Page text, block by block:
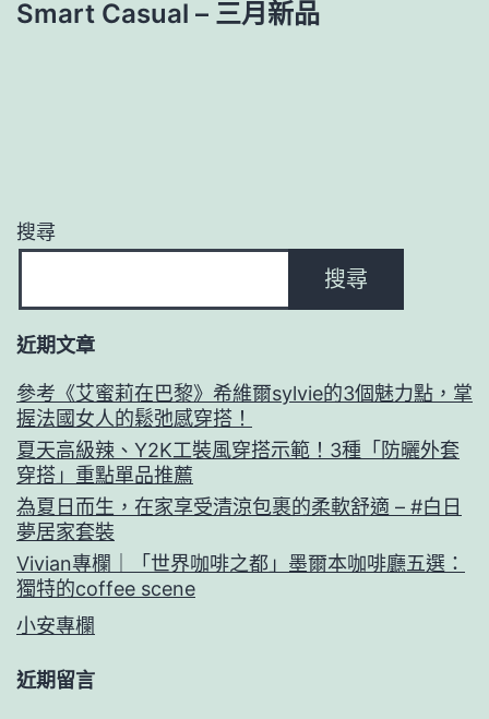
覽
Smart Casual – 三月新品
搜尋
搜尋
近期文章
參考《艾蜜莉在巴黎》希維爾sylvie的3個魅力點，掌
握法國女人的鬆弛感穿搭！
夏天高級辣、Y2K工裝風穿搭示範！3種「防曬外套
穿搭」重點單品推薦
為夏日而生，在家享受清涼包裹的柔軟舒適 – #白日
夢居家套裝
Vivian專欄｜「世界咖啡之都」墨爾本咖啡廳五選：
獨特的coffee scene
小安專欄
近期留言